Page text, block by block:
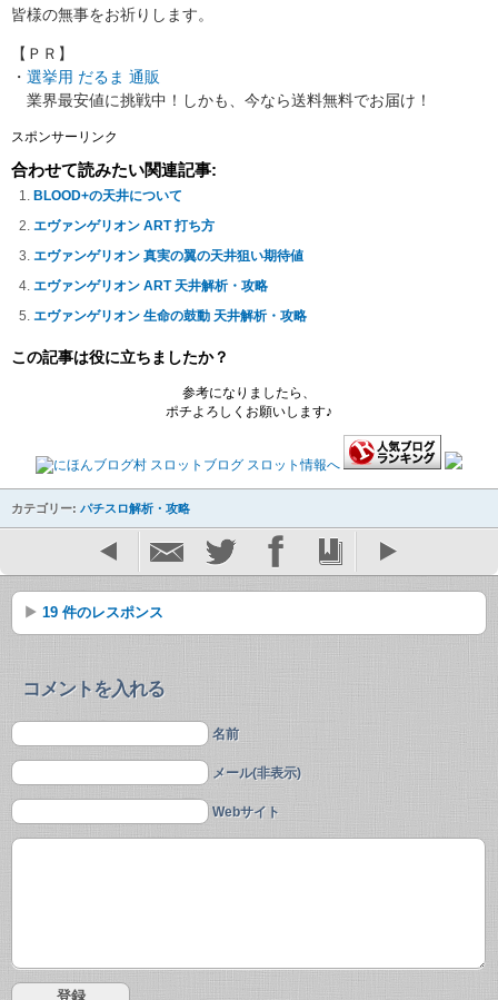
皆様の無事をお祈りします。
【ＰＲ】
・ 選挙用 だるま 通販
業界最安値に挑戦中！しかも、今なら送料無料でお届け！
スポンサーリンク
合わせて読みたい関連記事:
BLOOD+の天井について
エヴァンゲリオン ART 打ち方
エヴァンゲリオン 真実の翼の天井狙い期待値
エヴァンゲリオン ART 天井解析・攻略
エヴァンゲリオン 生命の鼓動 天井解析・攻略
この記事は役に立ちましたか？
参考になりましたら、
ポチよろしくお願いします♪
カテゴリー: パチスロ解析・攻略
19 件のレスポンス
コメントを入れる
名前
メール(非表示)
Webサイト